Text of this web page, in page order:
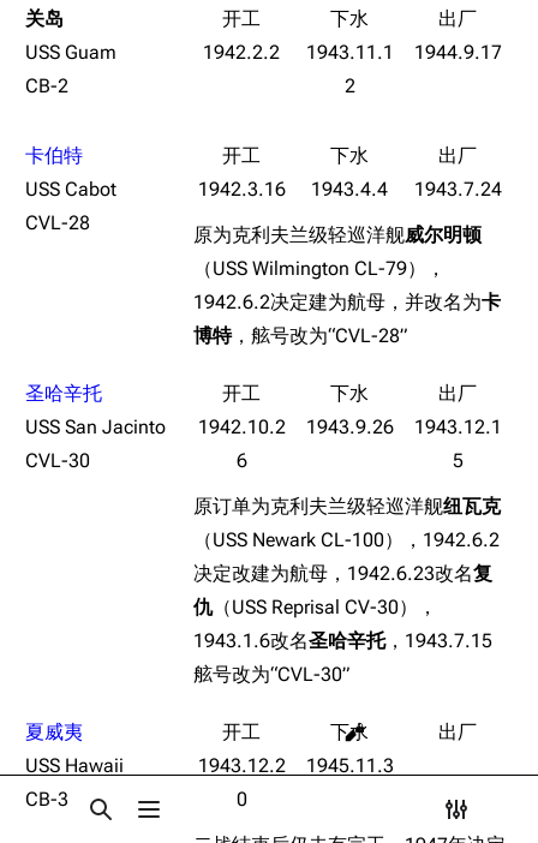
打开/关闭搜索
打开/关闭菜单
舰少资料库
NGA战舰少女R专
区
苍青幻影wiki（只
读）
四叶草剧场BiliWiki
JSTOR期刊图书馆
Navweaps（镜
Naval
Encyclopedia
NavSource
Wings Aviation
装甲航母网
Dreadnoughtproject
1950
美国海军历史手册
平贺让数字档案馆
Hyper War
Fold3
大英帝国战争博物
馆
Naval History
德国联邦数字档案
JACAR
打开/关
未登录用户的IP地址会在进行任意编辑后公开展示。
登录
分享此页面
查看
清除缓存
链入页面
相关更改
可打印版
固定链接
Cargo数据
引用此页
全部展开
关岛
USS Guam
CB-2
1942.2.2
1943.11.1
2
1944.9.17
卡伯特
USS Cabot
CVL-28
1942.3.16 1943.4.4
1943.7.24
原为克利夫兰级轻巡洋舰威尔明顿
（USS Wilmington CL-79），
1942.6.2决定建为航母，并改名为卡
博特，舷号改为“CVL-28”
圣哈辛托
USS San Jacinto
CVL-30
1942.10.2
6
1943.9.26
1943.12.1
5
原订单为克利夫兰级轻巡洋舰纽瓦克
（USS Newark CL-100），1942.6.2
决定改建为航母，1942.6.23改名复
仇（USS Reprisal CV-30），
1943.1.6改名圣哈辛托，1943.7.15
舷号改为“CVL-30”
夏威夷
USS Hawaii
CB-3
1943.12.2
0
1945.11.3
目录
原型简介
导弹化改造计划
名称相关
挂面